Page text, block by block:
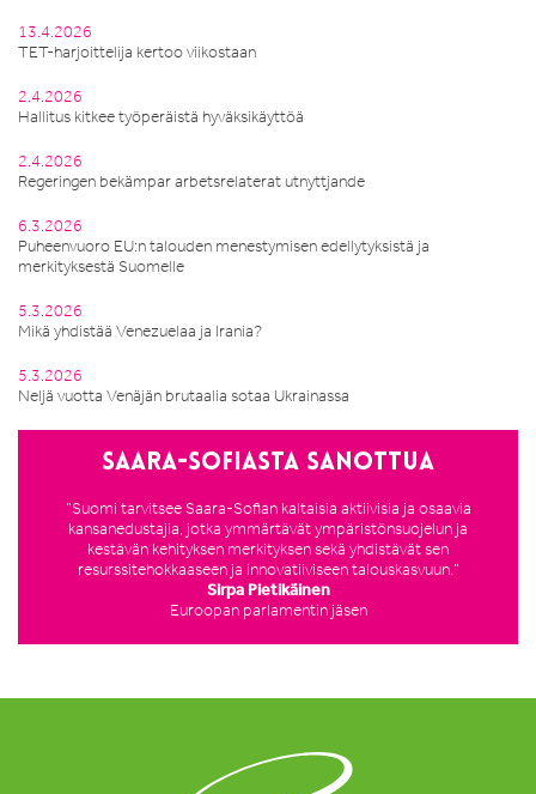
13.4.2026
TET-harjoittelija kertoo viikostaan
2.4.2026
Hallitus kitkee työperäistä hyväksikäyttöä
2.4.2026
Regeringen bekämpar arbetsrelaterat utnyttjande
6.3.2026
Puheenvuoro EU:n talouden menestymisen edellytyksistä ja
merkityksestä Suomelle
5.3.2026
Mikä yhdistää Venezuelaa ja Irania?
5.3.2026
Neljä vuotta Venäjän brutaalia sotaa Ukrainassa
Saara-Sofiasta sanottua
”Suomi tarvitsee Saara-Sofian kaltaisia aktiivisia ja osaavia
kansanedustajia, jotka ymmärtävät ympäristönsuojelun ja
kestävän kehityksen merkityksen sekä yhdistävät sen
resurssitehokkaaseen ja innovatiiviseen talouskasvuun.”
Sirpa Pietikäinen
Euroopan parlamentin jäsen